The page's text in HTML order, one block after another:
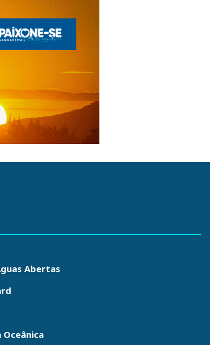
Abertas
Oceânica